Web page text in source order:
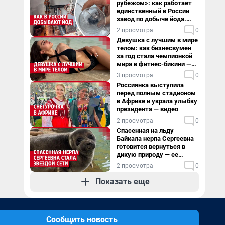
рубежом»: как работает
единственный в России
завод по добыче йода.
Видео
2 просмотра 0
Девушка с лучшим в мире
телом: как бизнесвумен
за год стала чемпионкой
мира в фитнес-бикини —
видео
3 просмотра 0
Россиянка выступила
перед полным стадионом
в Африке и украла улыбку
президента — видео
2 просмотра 0
Спасенная на льду
Байкала нерпа Сергеевна
готовится вернуться в
дикую природу — ее
видеоистория
2 просмотра 0
Показать еще
Сообщить новость